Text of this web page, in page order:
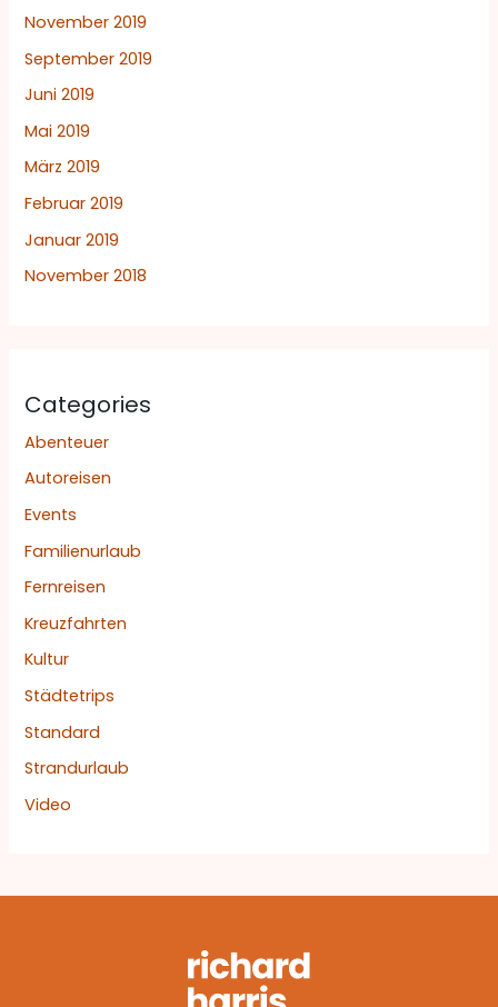
November 2019
September 2019
Juni 2019
Mai 2019
März 2019
Februar 2019
Januar 2019
November 2018
Categories
Abenteuer
Autoreisen
Events
Familienurlaub
Fernreisen
Kreuzfahrten
Kultur
Städtetrips
Standard
Strandurlaub
Video